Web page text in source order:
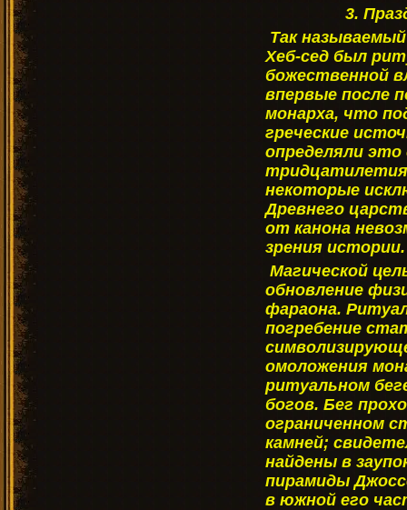
3.
Так
Хеб-сед был
божественной
впервые после
монарха, что
греческие
определяли это
некоторые
Древнего
от канона
зрения истории.
Магической
обновление
фараона.
погребение
омоложения
ритуальном
богов. Бег
ограниченном
камней;
найдены в
пирамиды
в южной его